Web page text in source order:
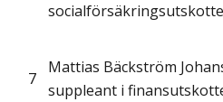
7
Mattias Bäckström
suppleant i